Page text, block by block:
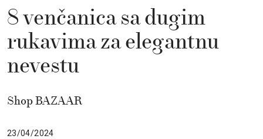
8 venčanica sa dugim
rukavima za elegantnu
nevestu
Shop BAZAAR
23/04/2024